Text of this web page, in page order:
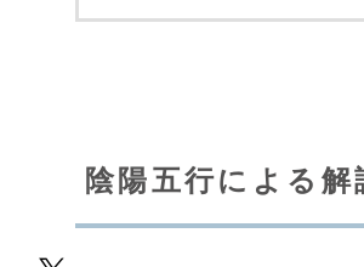
陰陽五行による解